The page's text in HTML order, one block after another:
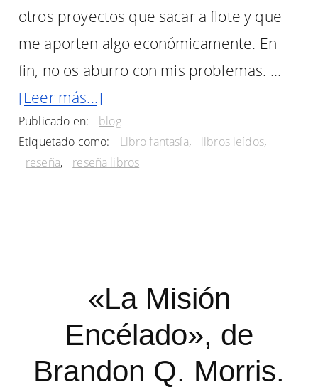
otros proyectos que sacar a flote y que
me aporten algo económicamente. En
fin, no os aburro con mis problemas. …
[Leer más...]
de
Reseña
J.R.R.Tolkien
Publicado en:
blog
Etiquetado como:
Libro fantasía, libros leídos,
reseña, reseña libros
«La Misión
Encélado», de
Brandon Q. Morris.